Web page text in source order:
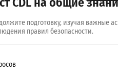
подготовку, изучая важные
правил безопасности.